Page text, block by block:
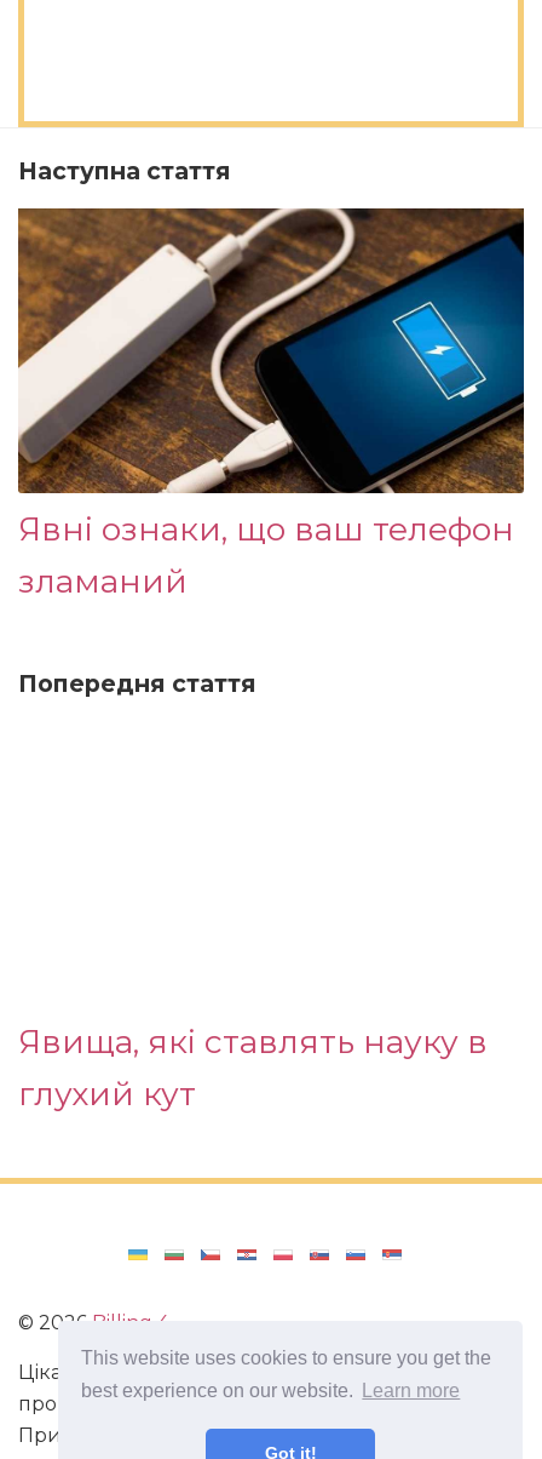
This website uses cookies to ensure you get the
best experience on our website.
Learn more
Got it!
Наступна стаття
Явні ознаки, що ваш телефон
зламаний
Попередня стаття
Явища, які ставлять науку в
глухий кут
© 2026 Billing 4
Цікаві та захоплюючі факти з усього світу. Статті
про виживання в непередбачених ситуаціях.
Пригоди, маршрути і спосіб життя сучасного